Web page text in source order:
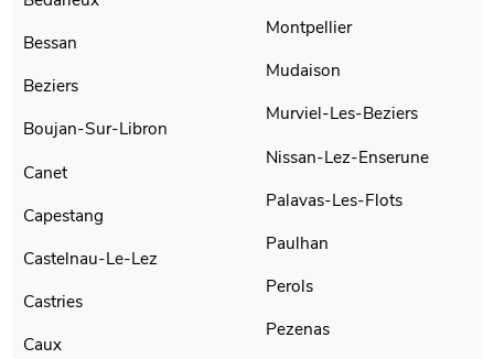
Bessan
Beziers
Boujan-Sur-Libron
Canet
Capestang
Castelnau-Le-Lez
Castries
Caux
Montpellier
Mudaison
Murviel-Les-Beziers
Nissan-Lez-Enserune
Palavas-Les-Flots
Paulhan
Perols
Pezenas